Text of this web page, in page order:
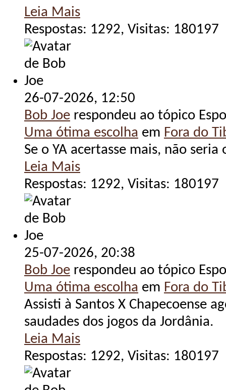
Leia Mais
Respostas: 1292, Visitas: 180197
26-07-2026, 12:50
Bob Joe respondeu ao tópico
Uma ótima escolha em Fora do
Se o YA acertasse mais, não
Leia Mais
Respostas: 1292, Visitas: 180197
25-07-2026, 20:38
Bob Joe respondeu ao tópico
Uma ótima escolha em Fora do
Assisti à Santos X Chapecoense
saudades dos jogos da Jordânia.
Leia Mais
Respostas: 1292, Visitas: 180197